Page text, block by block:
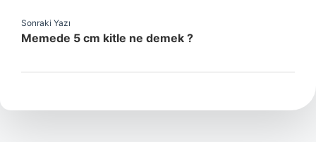
Sonraki Yazı
Memede 5 cm kitle ne demek ?